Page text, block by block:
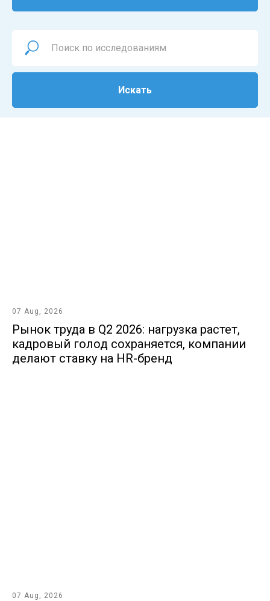
Искать
07 Aug, 2026
Рынок труда в Q2 2026: нагрузка растет,
кадровый голод сохраняется, компании
делают ставку на HR-бренд
07 Aug, 2026